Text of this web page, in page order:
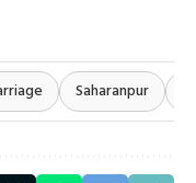
Saharanpur